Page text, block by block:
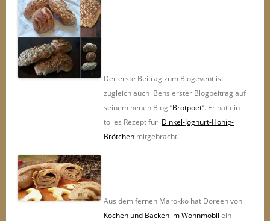
Der erste Beitrag zum Blogevent ist
zugleich auch Bens erster Blogbeitrag auf
seinem neuen Blog “Brotpoet”. Er hat ein
tolles Rezept für Dinkel-Joghurt-Honig-
Brötchen mitgebracht!
Aus dem fernen Marokko hat Doreen von
Kochen und Backen im Wohnmobil ein